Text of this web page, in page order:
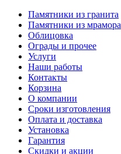
Памятники из гранита
Памятники из мрамора
Облицовка
Ограды и прочее
Услуги
Наши работы
Контакты
Корзина
О компании
Сроки изготовления
Оплата и доставка
Установка
Гарантия
Скидки и акции